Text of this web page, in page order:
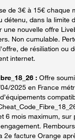
de 3€ à 15€ chaque
détenu, dans la limite
une nouvelle offre
Non cumulable.
de résiliation ou
internet.
: Offre
2025 en France
6 mois maximum, sur
2e facture Orange